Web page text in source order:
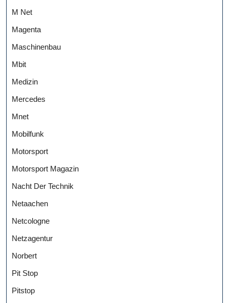
M Net
Magenta
Maschinenbau
Mbit
Medizin
Mercedes
Mnet
Mobilfunk
Motorsport
Motorsport Magazin
Nacht Der Technik
Netaachen
Netcologne
Netzagentur
Norbert
Pit Stop
Pitstop